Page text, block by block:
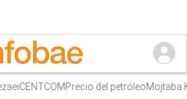
CENTCOMPrecio del petróleoMojtaba